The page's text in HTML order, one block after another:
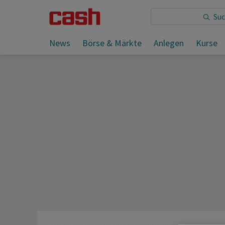
News Börse & Märkte Anlegen Kurse
Sie lesen: